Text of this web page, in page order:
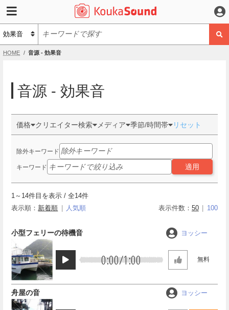
HOME 音源 - 効果音
音源 - 効果音
価格 クリエイター検索 メディア 季節/時間帯 リセット
除外キーワード
キーワード 適用
1 ～ 14件目を表示 / 全14件
表示順： 新着順 人気順 表示件数： 50 100
0:00/1:00
小型フェリーの待機音 ヨッシー
無料
舟屋の音 ヨッシー